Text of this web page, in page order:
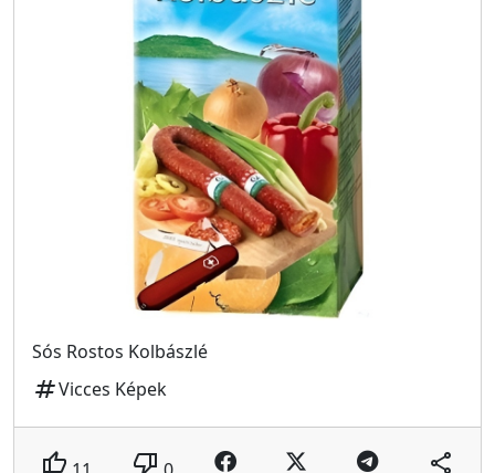
Sós Rostos Kolbászlé
tagVicces Képek
thumb_up thumb_down share